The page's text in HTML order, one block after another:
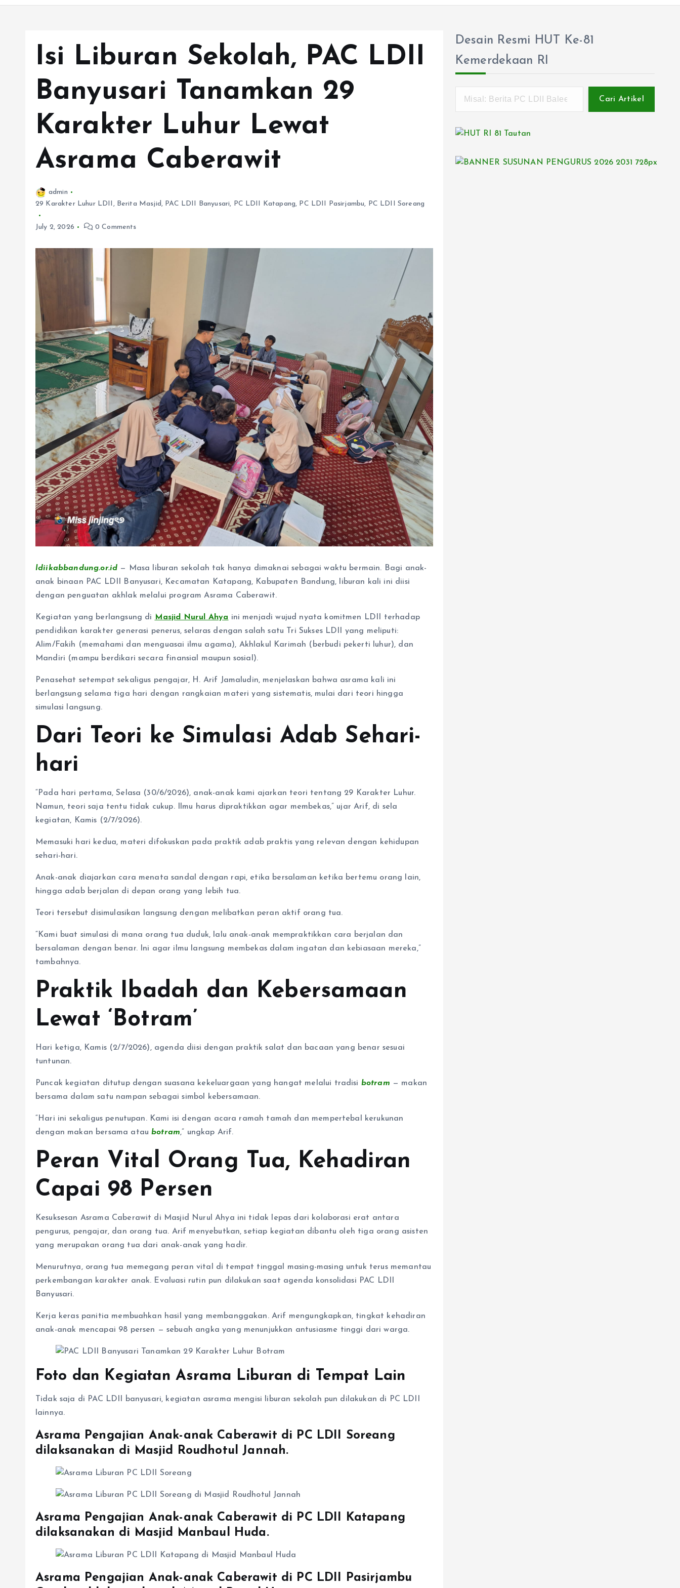
Isi Liburan Sekolah, PAC LDII
Banyusari Tanamkan 29
Karakter Luhur Lewat
Asrama Caberawit
admin
29 Karakter Luhur LDII , Berita Masjid, PAC LDII Banyusari, PC LDII Katapang, PC LDII Pasirjambu, PC LDII Soreang
July 2, 2026 0 Comments
ldiikabbandung.or.id — Masa liburan sekolah tak hanya dimaknai sebagai waktu bermain. Bagi anak-
anak binaan PAC LDII Banyusari, Kecamatan Katapang, Kabupaten Bandung, liburan kali ini diisi
dengan penguatan akhlak melalui program Asrama Caberawit.
Kegiatan yang berlangsung di Masjid Nurul Ahya ini menjadi wujud nyata komitmen LDII terhadap
pendidikan karakter generasi penerus, selaras dengan salah satu Tri Sukses LDII yang meliputi:
Alim/Fakih (memahami dan menguasai ilmu agama), Akhlakul Karimah (berbudi pekerti luhur), dan
Mandiri (mampu berdikari secara finansial maupun sosial).
Penasehat setempat sekaligus pengajar, H. Arif Jamaludin, menjelaskan bahwa asrama kali ini
berlangsung selama tiga hari dengan rangkaian materi yang sistematis, mulai dari teori hingga
simulasi langsung.
Dari Teori ke Simulasi Adab Sehari-
hari
“Pada hari pertama, Selasa (30/6/2026), anak-anak kami ajarkan teori tentang 29 Karakter Luhur.
Namun, teori saja tentu tidak cukup. Ilmu harus dipraktikkan agar membekas,” ujar Arif, di sela
kegiatan, Kamis (2/7/2026).
Memasuki hari kedua, materi difokuskan pada praktik adab praktis yang relevan dengan kehidupan
sehari-hari.
Anak-anak diajarkan cara menata sandal dengan rapi, etika bersalaman ketika bertemu orang lain,
hingga adab berjalan di depan orang yang lebih tua.
Teori tersebut disimulasikan langsung dengan melibatkan peran aktif orang tua.
“Kami buat simulasi di mana orang tua duduk, lalu anak-anak mempraktikkan cara berjalan dan
bersalaman dengan benar. Ini agar ilmu langsung membekas dalam ingatan dan kebiasaan mereka,”
tambahnya.
Praktik Ibadah dan Kebersamaan
Lewat ‘Botram’
Hari ketiga, Kamis (2/7/2026), agenda diisi dengan praktik salat dan bacaan yang benar sesuai
tuntunan.
Puncak kegiatan ditutup dengan suasana kekeluargaan yang hangat melalui tradisi botram — makan
bersama dalam satu nampan sebagai simbol kebersamaan.
“Hari ini sekaligus penutupan. Kami isi dengan acara ramah tamah dan mempertebal kerukunan
dengan makan bersama ataubotram,” ungkap Arif.
Peran Vital Orang Tua, Kehadiran
Capai 98 Persen
Kesuksesan Asrama Caberawit di Masjid Nurul Ahya ini tidak lepas dari kolaborasi erat antara
pengurus, pengajar, dan orang tua. Arif menyebutkan, setiap kegiatan dibantu oleh tiga orang asisten
yang merupakan orang tua dari anak-anak yang hadir.
Menurutnya, orang tua memegang peran vital di tempat tinggal masing-masing untuk terus memantau
perkembangan karakter anak. Evaluasi rutin pun dilakukan saat agenda konsolidasi PAC LDII
Banyusari.
Kerja keras panitia membuahkan hasil yang membanggakan. Arif mengungkapkan, tingkat kehadiran
anak-anak mencapai 98 persen — sebuah angka yang menunjukkan antusiasme tinggi dari warga.
Foto dan Kegiatan Asrama Liburan di Tempat Lain
Tidak saja di PAC LDII banyusari, kegiatan asrama mengisi liburan sekolah pun dilakukan di PC LDII
lainnya.
Asrama Pengajian Anak-anak Caberawit di PC LDII Soreang
dilaksanakan di Masjid Roudhotul Jannah.
Asrama Pengajian Anak-anak Caberawit di PC LDII Katapang
dilaksanakan di Masjid Manbaul Huda.
Asrama Pengajian Anak-anak Caberawit di PC LDII Pasirjambu
Desain Resmi HUT Ke-81
Kemerdekaan RI
Cari Artikel